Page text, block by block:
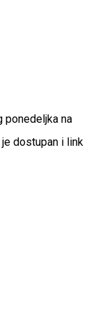
ponedeljka na
dostupan i link